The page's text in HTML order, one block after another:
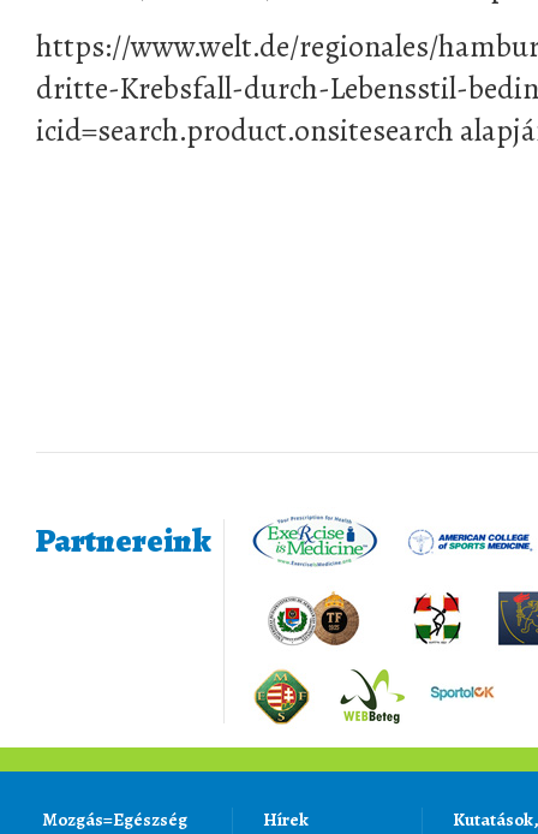
https://www.welt.de/regionales/
dritte-Krebsfall-durch-Lebensstil-
icid=search.product.onsitesearch
Partnereink
Mozgás=Egészség Hírek